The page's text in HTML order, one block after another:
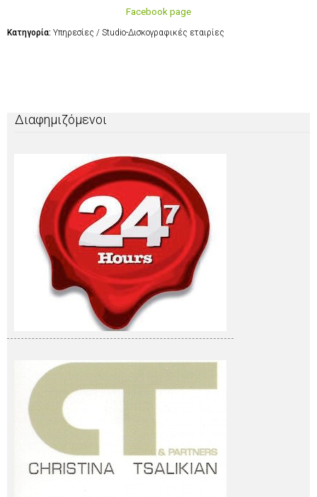
Facebook page
Κατηγορία: Υπηρεσίες / Studio-Δισκογραφικές εταιρίες
Διαφημιζόμενοι